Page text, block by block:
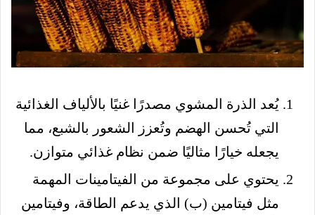
يُعد الذرة المشوي مصدرًا غنيًا بالألياف الغذائية
التي تُحسن الهضم وتُعزز الشعور بالشبع، مما
يجعله خيارًا مثاليًا ضمن نظام غذائي متوازن.
يحتوي على مجموعة من الفيتامينات المهمة
مثل فيتامين (ب) الذي يدعم الطاقة، وفيتامين